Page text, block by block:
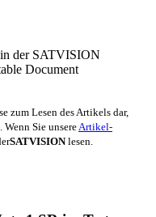
der SATVISION
Document
zum Lesen des Artikels dar,
Wenn Sie unsereArtikel-
SATVISIONlesen.